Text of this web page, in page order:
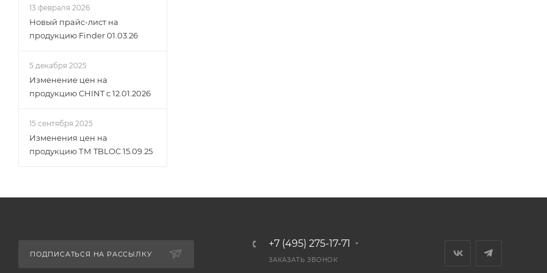
13 февраля 2026
Новый прайс-лист на
продукцию Finder 01.03.26
5 декабря 2025
Изменение цен на
продукцию CHINT c 12.01.2026
15 сентября 2025
Изменения цен на
продукцию ТМ TBLOC 15.09.25
ПОДПИСАТЬСЯ НА РАССЫЛКУ
+7 (495) 275-17-71
ЗАКАЗАТЬ ЗВОНОК